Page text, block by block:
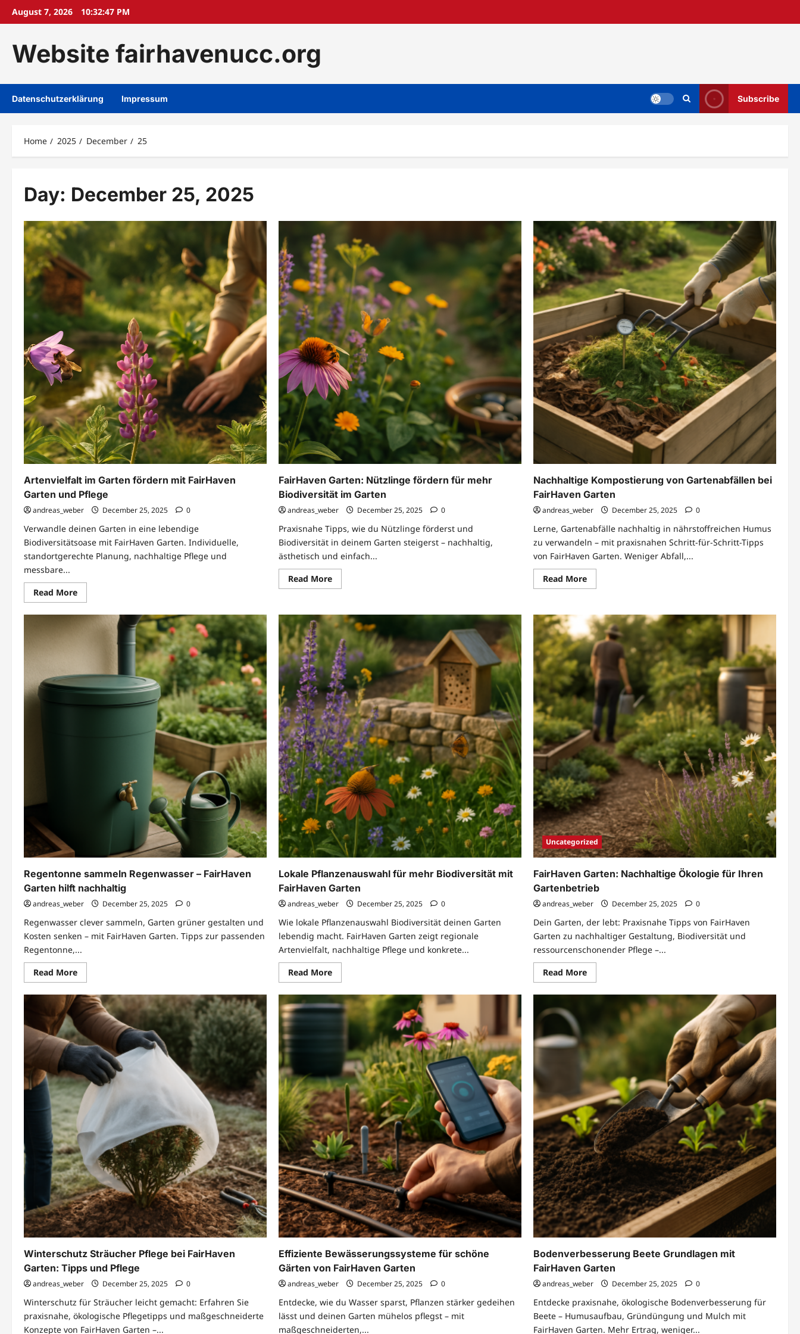
SkipAugust 7, 2026 10:32:49 PM
Website fairhavenucc.org
Datenschutzerklärung Impressum Subscribe
Home 2025 December 25
Day: December 25, 2025
Artenvielfalt im Garten fördern mit FairHaven
Garten und Pflege
andreas_weber December 25, 2025 0
Verwandle deinen Garten in eine lebendige
Biodiversitätsoase mit FairHaven Garten. Individuelle,
standortgerechte Planung, nachhaltige Pflege und
messbare...
Read MoreRead
more
Artenvielfalt
im
und
FairHaven Garten: Nützlinge fördern für mehr
Biodiversität im Garten
andreas_weber December 25, 2025 0
Praxisnahe Tipps, wie du Nützlinge förderst und
Biodiversität in deinem Garten steigerst – nachhaltig,
ästhetisch und einfach...
Read MoreRead
more
Nützlinge
fördern
für
mehr
Biodiversität
im
Garten
Nachhaltige Kompostierung von Gartenabfällen bei
FairHaven Garten
andreas_weber December 25, 2025 0
Lerne, Gartenabfälle nachhaltig in nährstoffreichen Humus
zu verwandeln – mit praxisnahen Schritt-für-Schritt-Tipps
von FairHaven Garten. Weniger Abfall,...
Read MoreRead
more
von
Gartenabfällen
bei
FairHaven
Garten
Regentonne sammeln Regenwasser – FairHaven
Garten hilft nachhaltig
andreas_weber December 25, 2025 0
Regenwasser clever sammeln, Garten grüner gestalten und
Kosten senken – mit FairHaven Garten. Tipps zur passenden
Regentonne,...
Read MoreRead
more
Regentonne
sammeln
Regenwasser
FairHaven
Garten
hilft
nachhaltig
Lokale Pflanzenauswahl für mehr Biodiversität mit
FairHaven Garten
andreas_weber December 25, 2025 0
Wie lokale Pflanzenauswahl Biodiversität deinen Garten
lebendig macht. FairHaven Garten zeigt regionale
Artenvielfalt, nachhaltige Pflege und konkrete...
Read MoreRead
more
Lokale
Pflanzenauswahl
für
mehr
Biodiversität
FairHaven
Garten
Uncategorized
FairHaven Garten: Nachhaltige Ökologie für Ihren
Gartenbetrieb
andreas_weber December 25, 2025 0
Dein Garten, der lebt: Praxisnahe Tipps von FairHaven
Garten zu nachhaltiger Gestaltung, Biodiversität und
ressourcenschonender Pflege –...
Read MoreRead
more
FairHaven
Nachhaltige
Ökologie
für
Ihren
Gartenbetrieb
Winterschutz Sträucher Pflege bei FairHaven
Garten: Tipps und Pflege
andreas_weber December 25, 2025 0
Winterschutz für Sträucher leicht gemacht: Erfahren Sie
praxisnahe, ökologische Pflegetipps und maßgeschneiderte
Konzepte von FairHaven Garten –...
Effiziente Bewässerungssysteme für schöne
Gärten von FairHaven Garten
andreas_weber December 25, 2025 0
Entdecke, wie du Wasser sparst, Pflanzen stärker gedeihen
lässt und deinen Garten mühelos pflegst – mit
maßgeschneiderten,...
Bodenverbesserung Beete Grundlagen mit
FairHaven Garten
andreas_weber December 25, 2025 0
Entdecke praxisnahe, ökologische Bodenverbesserung für
Beete – Humusaufbau, Gründüngung und Mulch mit
FairHaven Garten. Mehr Ertrag, weniger...